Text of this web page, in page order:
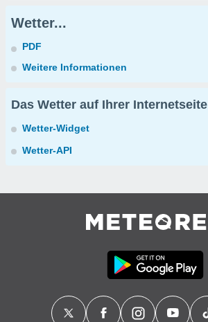
Wetter...
PDF
Weitere Informationen
Das Wetter auf Ihrer Internetseite
Wetter-Widget
Wetter-API